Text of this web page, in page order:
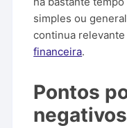
simples ou
continua
financeira.
Pontos
negativos